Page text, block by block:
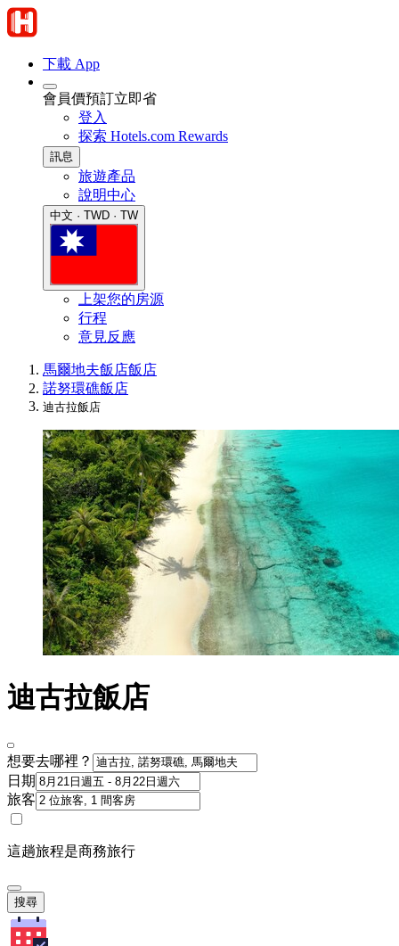
下載 App
會員價預訂立即省
登入
探索 Hotels.com Rewards
訊息
旅遊產品
說明中心
中文 · TWD · TW
上架您的房源
行程
意見反應
馬爾地夫飯店飯店
諾努環礁飯店
迪古拉飯店
迪古拉飯店
想要去哪裡？
日期
旅客
這趟旅程是商務旅行
搜尋